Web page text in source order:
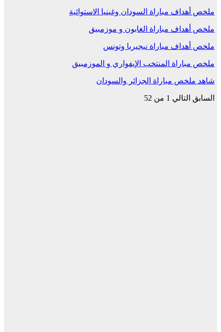
ملخص أهداف مباراة السودان وغينيا الاستوائية
ملخص أهداف مباراة الغابون و موزمبيق
ملخص أهداف مباراة نيجيريا وتونس
ملخص مباراة المنتخب الإيفواري و الموزمبيق
شاهد ملخص مباراة الجزائر والسودان
السابق التالي 1 من 52